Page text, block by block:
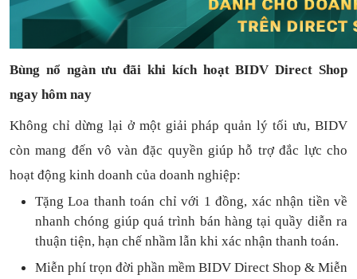
Bùng nổ ngàn ưu đãi khi kích hoạt BIDV Direct Shop
ngay hôm nay
Không chỉ dừng lại ở một giải pháp quản lý tối ưu, BIDV
còn mang đến vô vàn đặc quyền giúp hỗ trợ đắc lực cho
hoạt động kinh doanh của doanh nghiệp:
Tặng Loa thanh toán chỉ với 1đồng, xác nhận tiền về
nhanh chóng giúp quá trình bán hàng tại quầy diễn ra
thuận tiện, hạn chế nhầm lẫn khi xác nhận thanh toán.
Miễn phí trọn đời phần mềm BIDV Direct Shop & Miễn